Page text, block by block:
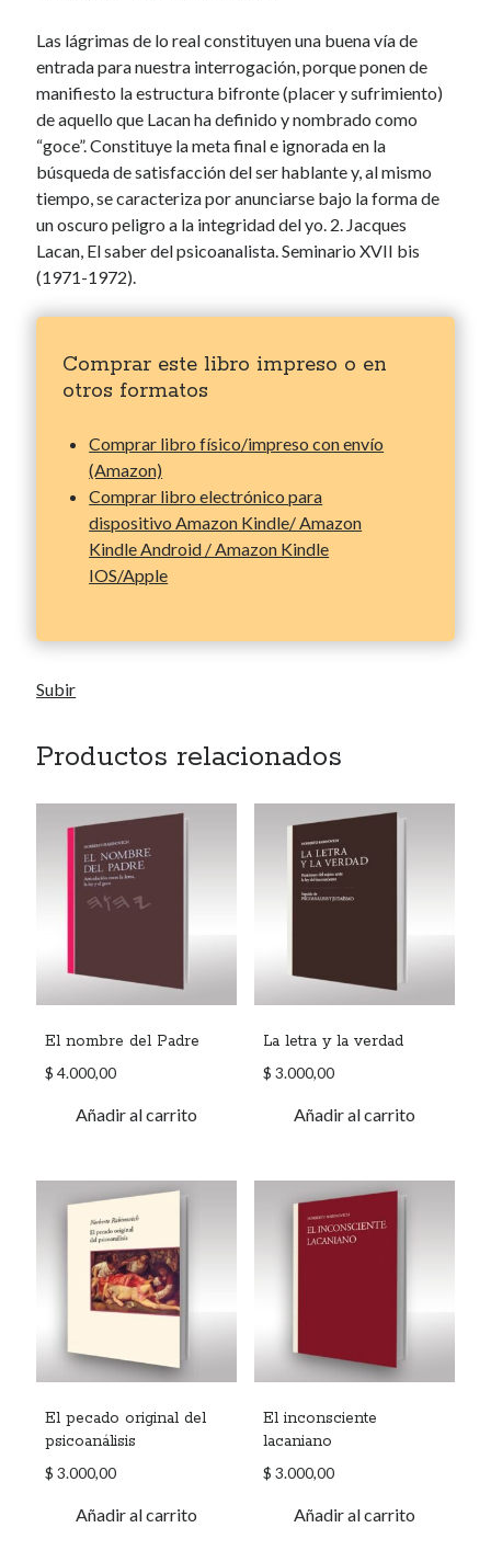
Las lágrimas de lo real constituyen una buena vía de
entrada para nuestra interrogación, porque ponen de
manifiesto la estructura bifronte (placer y sufrimiento)
de aquello que Lacan ha definido y nombrado como
“goce”. Constituye la meta final e ignorada en la
búsqueda de satisfacción del ser hablante y, al mismo
tiempo, se caracteriza por anunciarse bajo la forma de
un oscuro peligro a la integridad del yo. 2. Jacques
Lacan, El saber del psicoanalista. Seminario XVII bis
(1971-1972).
Comprar este libro impreso o en
otros formatos
Comprar libro físico/impreso con envío
(Amazon)
Comprar libro electrónico para
dispositivo Amazon Kindle/ Amazon
Kindle Android / Amazon Kindle
IOS/Apple
Subir
Productos relacionados
El nombre del Padre
$ 4.000,00
Añadir al carrito
La letra y la verdad
$ 3.000,00
Añadir al carrito
El pecado original del
psicoanálisis
$ 3.000,00
Añadir al carrito
El inconsciente
lacaniano
$ 3.000,00
Añadir al carrito